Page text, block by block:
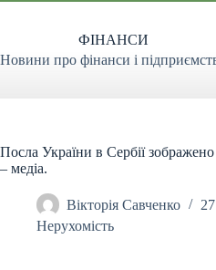
Перейти
ФІНАНСИ
Новини про фінанси і
Посла України в Сербії зображено
– медіа.
Вікторія Савченко
Нерухомість